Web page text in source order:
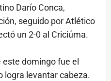
Darío Conca,
seguido por Atlético
un 2-0 al Criciúma.
domingo fue el
logra levantar cabeza.